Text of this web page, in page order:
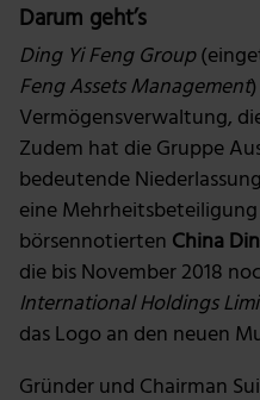
Darum geht’s
Ding Yi Feng Group
Feng Assets Management
Vermögensverwaltung,
Zudem hat die Gruppe
bedeutende
eine
börsennotierten China
die bis November 2018
International Holdings
das Logo an den neuen
Gründer und Chairman